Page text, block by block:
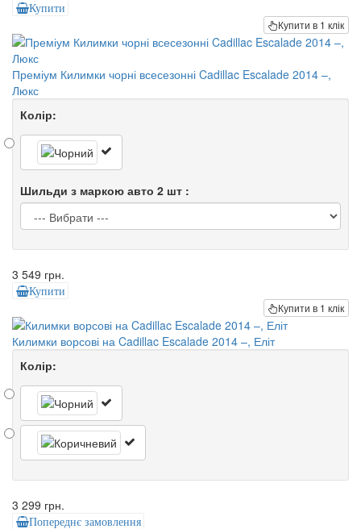
Купити
Купити в 1 клік
Преміум Килимки чорні всесезонні Cadillac Escalade 2014 –,
Люкс
Колір:
Шильди з маркою авто 2 шт :
3 549 грн.
Купити
Купити в 1 клік
Килимки ворсові на Cadillac Escalade 2014 –, Еліт
Колір:
3 299 грн.
Попереднє замовлення